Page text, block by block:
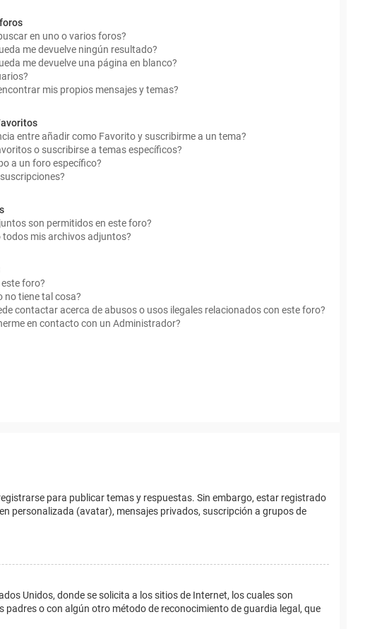
en uno o varios foros?
me devuelve ningún resultado?
me devuelve una página en blanco?
mis propios mensajes y temas?
entre añadir como Favorito y suscribirme a un tema?
o suscribirse a temas específicos?
a un foro específico?
son permitidos en este foro?
todos mis archivos adjuntos?
foro?
no tiene tal cosa?
contactar acerca de abusos o usos ilegales relacionados con este foro?
en contacto con un Administrador?
para publicar temas y respuestas. Sin embargo, estar registrado
personalizada (avatar), mensajes privados, suscripción a grupos de
Unidos, donde se solicita a los sitios de Internet, los cuales son
o con algún otro método de reconocimiento de guardia legal, que